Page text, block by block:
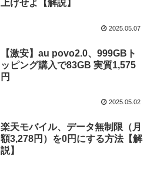
上げせよ【解説】
2025.05.07
【激安】au povo2.0、999GBト
ッピング購入で83GB 実質1,575
円
2025.05.02
楽天モバイル、データ無制限（月
額3,278円）を0円にする方法【解
説】